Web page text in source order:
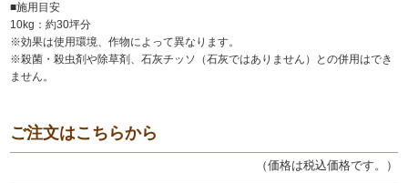
■施用目安
10kg：約30坪分
※効果は使用環境、作物によって異なります。
※殺菌・殺虫剤や除草剤、石灰チッソ（石灰ではありません）との併用はでき
ません。
ご注文はこちらから
（価格は税込価格です。）